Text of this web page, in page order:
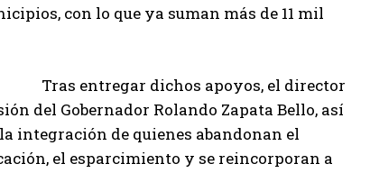
con lo que ya suman más de 11 mil
Tras entregar dichos apoyos, el director
del Gobernador Rolando Zapata Bello, así
integración de quienes abandonan el
el esparcimiento y se reincorporan a